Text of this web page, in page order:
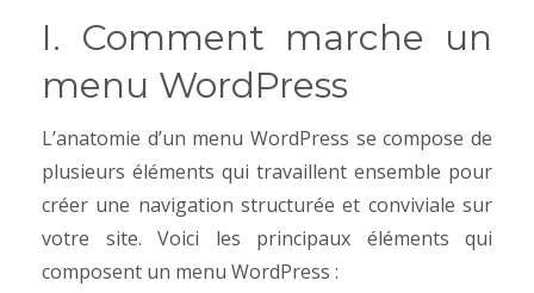
I. Comment marche un
menu WordPress
L’anatomie d’un menu WordPress se compose de
plusieurs éléments qui travaillent ensemble pour
créer une navigation structurée et conviviale sur
votre site. Voici les principaux éléments qui
composent un menu WordPress :